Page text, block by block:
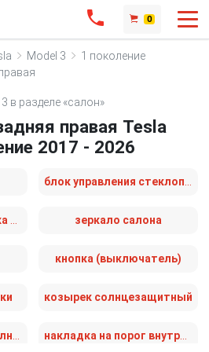
0
Model 3
1 поколение
в разделе «салон»
правая Tesla
2017 - 2026
зеркало салона
кнопка (выключатель)
козырек солнцезащитный